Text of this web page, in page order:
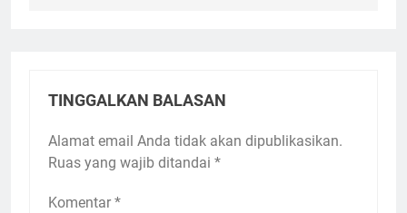
TINGGALKAN BALASAN
Alamat email Anda tidak akan dipublikasikan.
Ruas yang wajib ditandai *
Komentar *